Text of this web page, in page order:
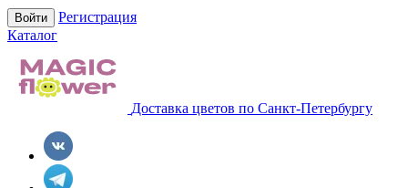
Войти
Регистрация
Каталог
Доставка цветов по Санкт-Петербургу